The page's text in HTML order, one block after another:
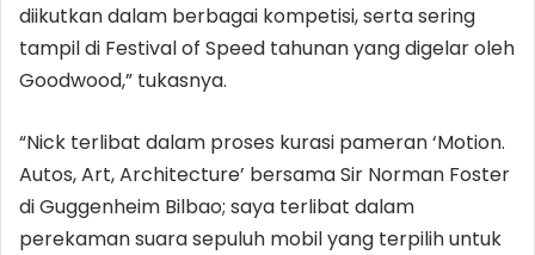
diikutkan dalam berbagai kompetisi, serta sering
tampil di Festival of Speed tahunan yang digelar oleh
Goodwood,” tukasnya.
“Nick terlibat dalam proses kurasi pameran ‘Motion.
Autos, Art, Architecture’ bersama Sir Norman Foster
di Guggenheim Bilbao; saya terlibat dalam
perekaman suara sepuluh mobil yang terpilih untuk